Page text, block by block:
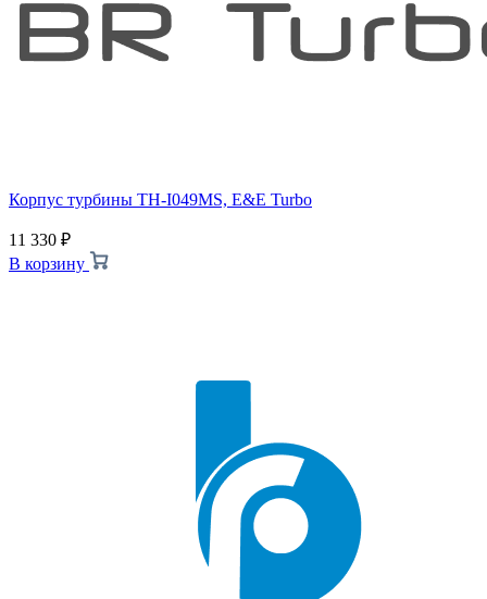
Корпус турбины TH-I049MS, E&E Turbo
11 330 ₽
В корзину